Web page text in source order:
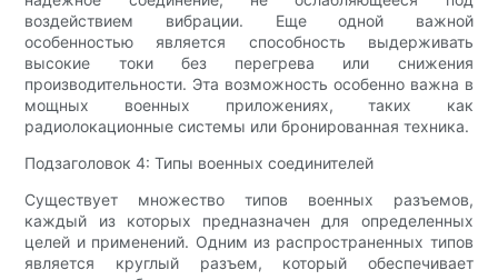
воздействием вибрации. Еще одной важной
особенностью является способность выдерживать
высокие токи без перегрева или снижения
производительности. Эта возможность особенно важна в
мощных военных приложениях, таких как
радиолокационные системы или бронированная техника.
Подзаголовок 4: Типы военных соединителей
Существует множество типов военных разъемов,
каждый из которых предназначен для определенных
целей и применений. Одним из распространенных типов
является круглый разъем, который обеспечивает